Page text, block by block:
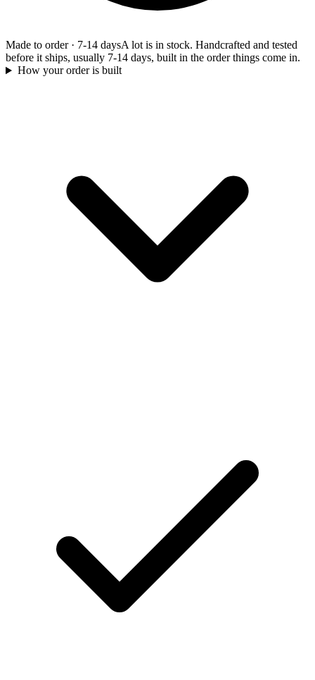
Made to order· 7-14 daysA lot is in stock. Handcrafted and tested
before it ships, usually 7-14 days, built in the order things come in.
How your order is built